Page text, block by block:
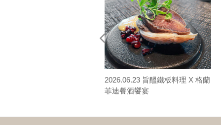
2026.06.23 旨醞鐵板料理 X 格蘭
菲迪餐酒饗宴